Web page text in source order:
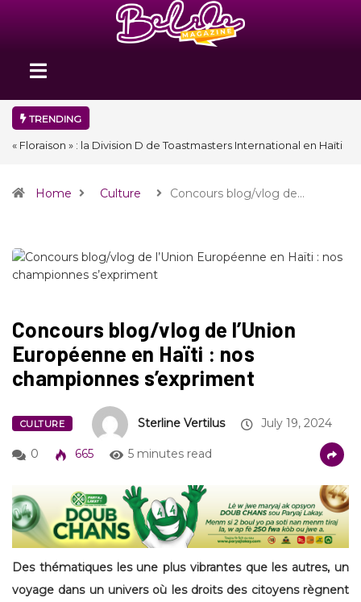
TRENDING
« Floraison » : la Division D de Toastmasters International en Haïti
Home Culture Concours blog/vlog de…
Concours blog/vlog de l’Union
Européenne en Haïti : nos
championnes s’expriment
CULTURE Sterline Vertilus July 19, 2024
0 665 5 minutes read
Des thématiques les une plus vibrantes que les autres, un
voyage dans un univers où les droits des citoyens règnent